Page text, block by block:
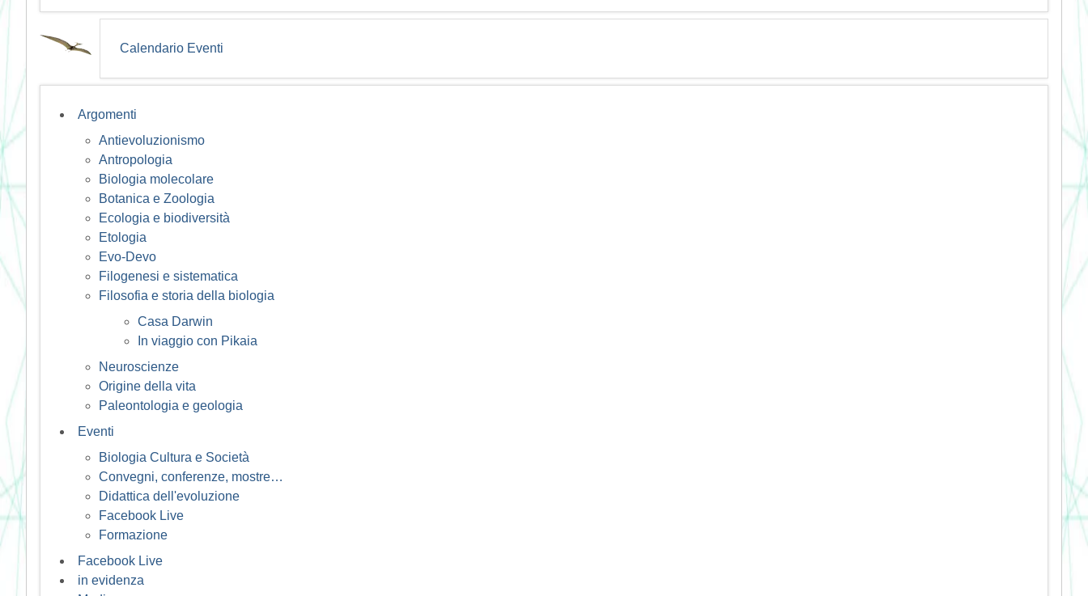
Calendario Eventi
Argomenti
Antievoluzionismo
Antropologia
Biologia molecolare
Botanica e Zoologia
Ecologia e biodiversità
Etologia
Evo-Devo
Filogenesi e sistematica
Filosofia e storia della biologia
Casa Darwin
In viaggio con Pikaia
Neuroscienze
Origine della vita
Paleontologia e geologia
Eventi
Biologia Cultura e Società
Convegni, conferenze, mostre…
Didattica dell'evoluzione
Facebook Live
Formazione
Facebook Live
in evidenza